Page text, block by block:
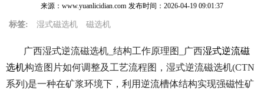
来源：www.yuanlicidian.com 发布时间： 2026-04-19 09:01:37
标签: 湿式磁选机 磁选机
广西湿式逆流磁选机_结构工作原理图_广西湿式逆流磁
选机构造图片如何调整及工艺流程图，湿式逆流磁选机(CTN
系列)是一种在矿浆环境下，利用逆流槽体结构实现强磁性矿